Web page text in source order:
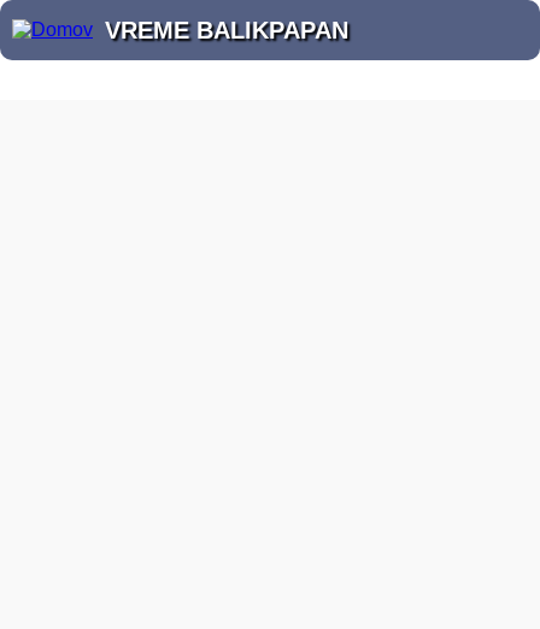
VREME BALIKPAPAN